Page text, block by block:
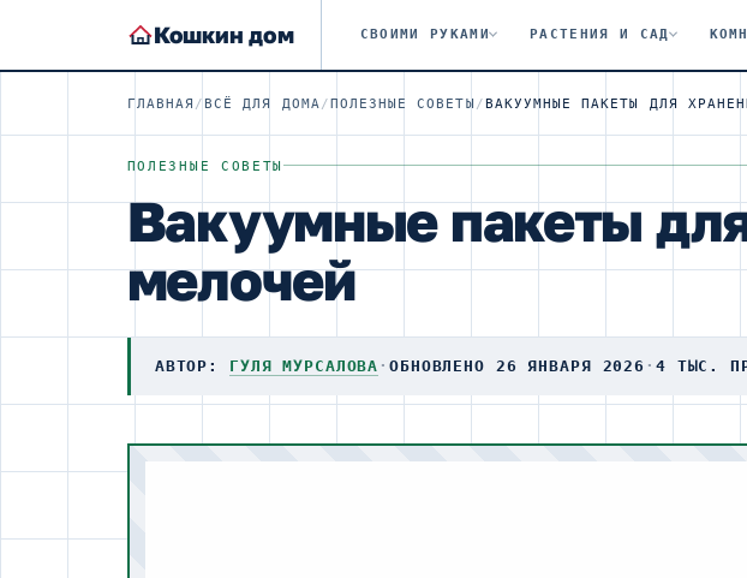
Кошкин дом СВОИМИ РУКАМИ РАСТЕНИЯ И САД
ГЛАВНАЯ / ВСЁ ДЛЯ ДОМА /ПОЛЕЗНЫЕ СОВЕТЫ /
ПОЛЕЗНЫЕ СОВЕТЫ
Вакуумные пакеты
мелочей
АВТОР: ГУЛЯ МУРСАЛОВА · ОБНОВЛЕНО 26 ЯНВАРЯ 2026 · 4 ТЫС.